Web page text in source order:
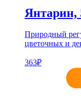
Янтарин,
Природный
цветочных и
363₽